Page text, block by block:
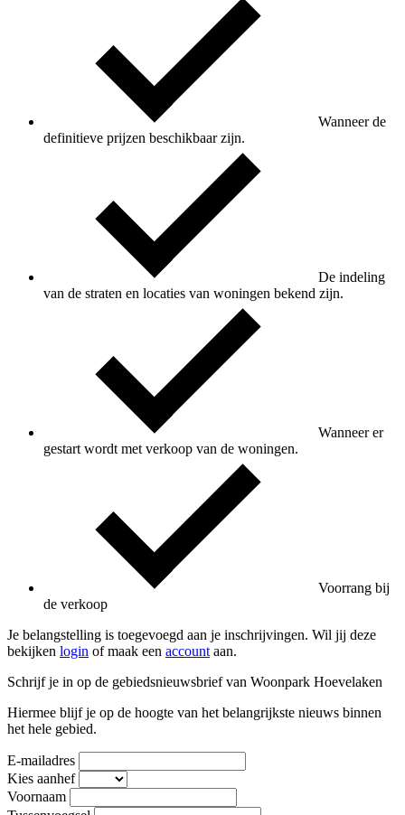
Wanneer de
definitieve prijzen beschikbaar zijn.
De indeling
van de straten en locaties van woningen bekend zijn.
Wanneer er
gestart wordt met verkoop van de woningen.
Voorrang bij
de verkoop
Je belangstelling is toegevoegd aan je inschrijvingen. Wil jij deze
bekijken login of maak een account aan.
Schrijf je in op de gebiedsnieuwsbrief van Woonpark Hoevelaken
Hiermee blijf je op de hoogte van het belangrijkste nieuws binnen
het hele gebied.
E-mailadres
Kies aanhef
Voornaam